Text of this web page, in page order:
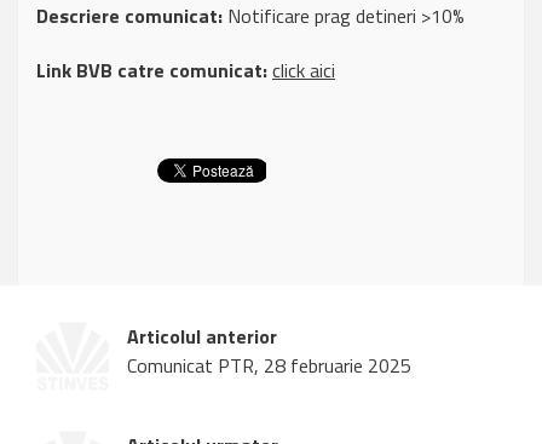
Descriere comunicat: Notificare prag detineri >10%
Link BVB catre comunicat:click aici
Articolul anterior
Comunicat PTR, 28 februarie 2025